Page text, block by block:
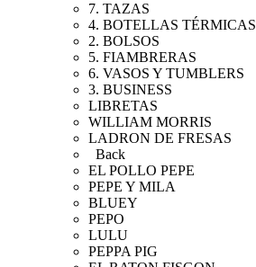
7. TAZAS
4. BOTELLAS TÉRMICAS
2. BOLSOS
5. FIAMBRERAS
6. VASOS Y TUMBLERS
3. BUSINESS
LIBRETAS
WILLIAM MORRIS
LADRON DE FRESAS
Back
EL POLLO PEPE
PEPE Y MILA
BLUEY
PEPO
LULU
PEPPA PIG